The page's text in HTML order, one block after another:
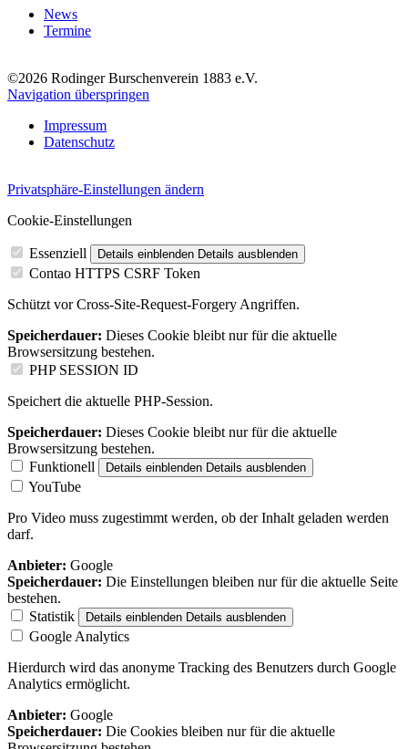
News
Termine
©2026 Rodinger Burschenverein 1883 e.V.
Navigation überspringen
Impressum
Datenschutz
Privatsphäre-Einstellungen ändern
Cookie-Einstellungen
Essenziell Details einblenden Details ausblenden
Contao HTTPS CSRF Token
Schützt vor Cross-Site-Request-Forgery Angriffen.
Speicherdauer: Dieses Cookie bleibt nur für die aktuelle
Browsersitzung bestehen.
PHP SESSION ID
Speichert die aktuelle PHP-Session.
Speicherdauer: Dieses Cookie bleibt nur für die aktuelle
Browsersitzung bestehen.
Funktionell
Details einblenden Details ausblenden
YouTube
Pro Video muss zugestimmt werden, ob der Inhalt geladen werden
darf.
Anbieter: Google
Speicherdauer: Die Einstellungen bleiben nur für die aktuelle Seite
bestehen.
Statistik
Details einblenden Details ausblenden
Google Analytics
Hierdurch wird das anonyme Tracking des Benutzers durch Google
Analytics ermöglicht.
Anbieter: Google
Speicherdauer: Die Cookies bleiben nur für die aktuelle